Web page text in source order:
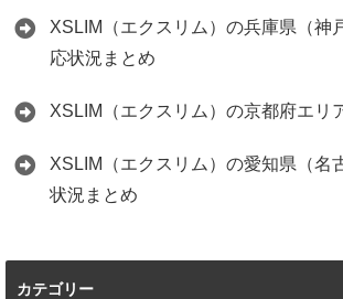
XSLIM（エクスリム）の兵庫県（神
応状況まとめ
XSLIM（エクスリム）の京都府エリ
XSLIM（エクスリム）の愛知県（名
状況まとめ
カテゴリー